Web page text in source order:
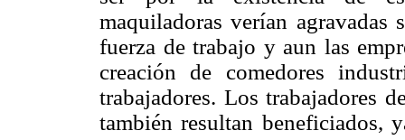
maquiladoras verían agravadas
fuerza de trabajo y aun las
creación de comedores
trabajadores. Los trabajadores
también resultan beneficiados,